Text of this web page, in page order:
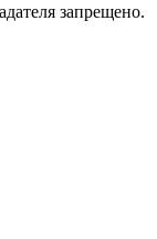
запрещено.